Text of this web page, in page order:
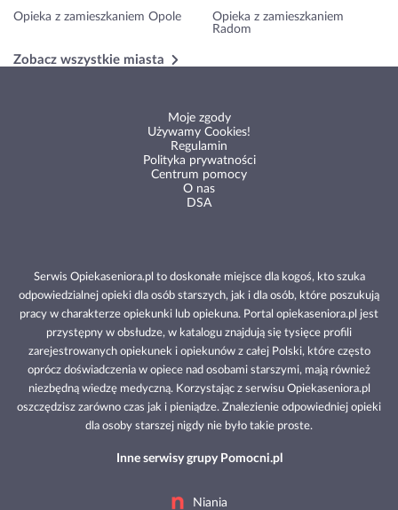
Opieka z zamieszkaniem Opole
Opieka z zamieszkaniem
Radom
Zobacz wszystkie miasta
Moje zgody
Używamy Cookies!
Regulamin
Polityka prywatności
Centrum pomocy
O nas
DSA
Serwis Opiekaseniora.pl to doskonałe miejsce dla kogoś, kto szuka
odpowiedzialnej opieki dla osób starszych, jak i dla osób, które poszukują
pracy w charakterze opiekunki lub opiekuna. Portal opiekaseniora.pl jest
przystępny w obsłudze, w katalogu znajdują się tysięce profili
zarejestrowanych opiekunek i opiekunów z całej Polski, które często
oprócz doświadczenia w opiece nad osobami starszymi, mają również
niezbędną wiedzę medyczną. Korzystając z serwisu Opiekaseniora.pl
oszczędzisz zarówno czas jak i pieniądze. Znalezienie odpowiedniej opieki
dla osoby starszej nigdy nie było takie proste.
Inne serwisy grupy Pomocni.pl
Niania